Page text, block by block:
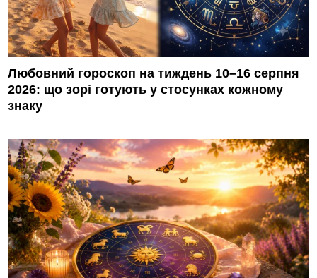
Любовний гороскоп на тиждень 10–16 серпня
2026: що зорі готують у стосунках кожному
знаку